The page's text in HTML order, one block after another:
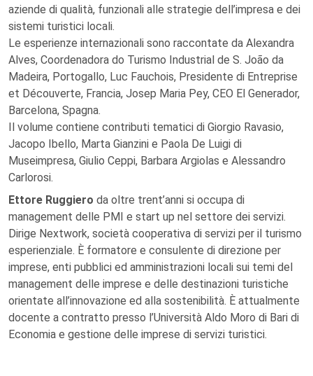
aziende di qualità, funzionali alle strategie dell’impresa e dei
sistemi turistici locali.
Le esperienze internazionali sono raccontate da Alexandra
Alves, Coordenadora do Turismo Industrial de S. João da
Madeira, Portogallo, Luc Fauchois, Presidente di Entreprise
et Découverte, Francia, Josep Maria Pey, CEO El Generador,
Barcelona, Spagna.
Il volume contiene contributi tematici di Giorgio Ravasio,
Jacopo Ibello, Marta Gianzini e Paola De Luigi di
Museimpresa, Giulio Ceppi, Barbara Argiolas e Alessandro
Carlorosi.
Ettore Ruggiero da oltre trent’anni si occupa di
management delle PMI e start up nel settore dei servizi.
Dirige Nextwork, società cooperativa di servizi per il turismo
esperienziale. È formatore e consulente di direzione per
imprese, enti pubblici ed amministrazioni locali sui temi del
management delle imprese e delle destinazioni turistiche
orientate all’innovazione ed alla sostenibilità. È attualmente
docente a contratto presso l’Università Aldo Moro di Bari di
Economia e gestione delle imprese di servizi turistici.